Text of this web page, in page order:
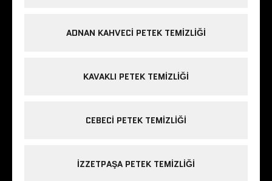
ADNAN KAHVECI PETEK TEMIZLIĞI
KAVAKLI PETEK TEMIZLIĞI
CEBECI PETEK TEMIZLIĞI
IZZETPAŞA PETEK TEMIZLIĞI